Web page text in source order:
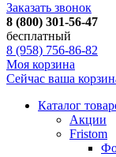
Заказать звонок
8 (800) 301-56-47
бесплатный
8 (958) 756-86-82
Моя корзина
Сейчас ваша
Каталог
Акции
Fristom